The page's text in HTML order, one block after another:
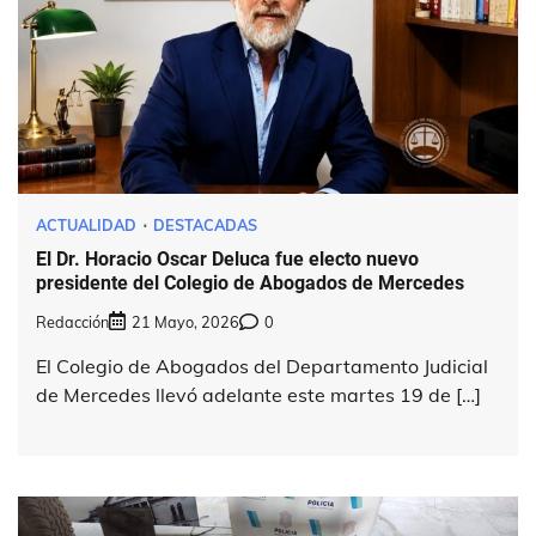
ACTUALIDAD DESTACADAS
El Dr. Horacio Oscar Deluca fue electo nuevo
presidente del Colegio de Abogados de Mercedes
Redacción 21 Mayo, 2026 0
El Colegio de Abogados del Departamento Judicial
de Mercedes llevó adelante este martes 19 de […]